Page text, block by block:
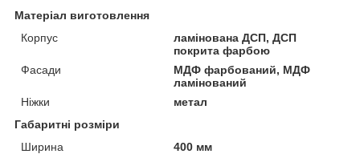
Матеріал виготовлення
Корпус
ламінована ДСП, ДСП
покрита фарбою
Фасади
МДФ фарбований, МДФ
ламінований
Ніжки
метал
Габаритні розміри
Ширина
400 мм